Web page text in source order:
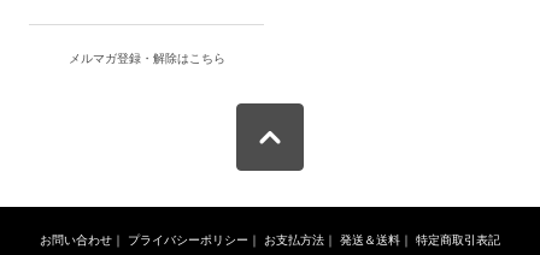
メルマガ登録・解除はこちら
お問い合わせ ｜ プライバシーポリシー ｜ お支払方法 ｜ 発送＆送料 ｜ 特定商取引表記